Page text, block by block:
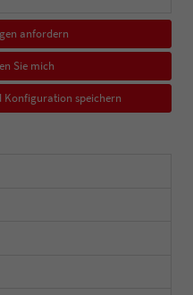
anfordern
Sie mich
Konfiguration speichern